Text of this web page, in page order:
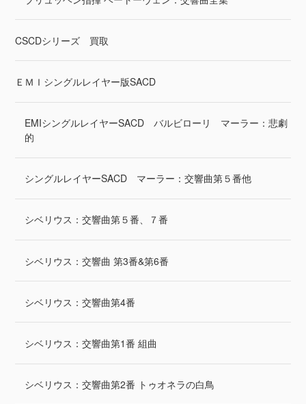
CSCDシリーズ 買取
ＥＭＩシングルレイヤー版SACD
EMIシングルレイヤーSACD バルビローリ マーラー：悲劇
的
シングルレイヤーSACD マーラー：交響曲第５番他
シベリウス：交響曲第５番、７番
シベリウス：交響曲 第3番&第6番
シベリウス：交響曲第4番
シベリウス：交響曲第1番 組曲
シベリウス：交響曲第2番 トゥオネラの白鳥